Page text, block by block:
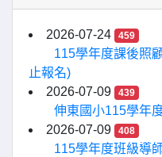
2026-07-24 459
115學年度課後照
止報名)
2026-07-09
439
伸東國小115學年
2026-07-09
408
115學年度班級導